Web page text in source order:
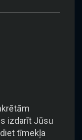
izdarīt Jūsu
tīmekļa